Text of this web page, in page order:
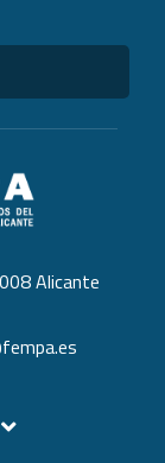
Alicante